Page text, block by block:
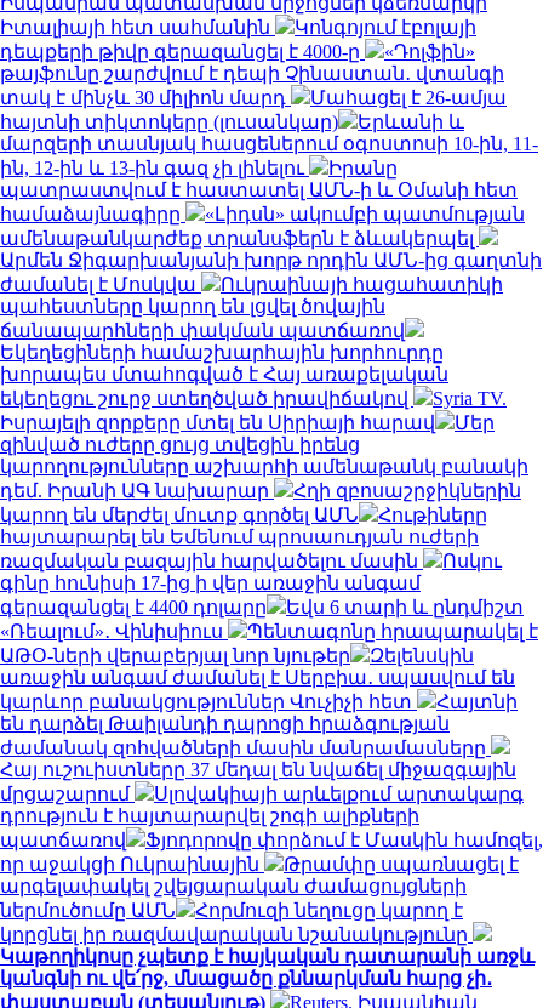
Իտալիայի հետ սահմանին
Կոնգոյում էբոլայի
դեպքերի թիվը գերազանցել է 4000-ը
«Դոլֆին»
թայֆունը շարժվում է դեպի Չինաստան․ վտանգի
տակ է մինչև 30 միլիոն մարդ
Մահացել է 26-ամյա
հայտնի տիկտոկերը (լուսանկար)
Երևանի և
մարզերի տասնյակ հասցեներում օգոստոսի 10-ին, 11-
ին, 12-ին և 13-ին գազ չի լինելու
Իրանը
պատրաստվում է հաստատել ԱՄՆ-ի և Օմանի հետ
համաձայնագիրը
«Լիդսն» ակումբի պատմության
ամենաթանկարժեք տրանսֆերն է ձևակերպել
Արմեն Ջիգարխանյանի խորթ որդին ԱՄՆ-ից գաղտնի
ժամանել է Մոսկվա
Ուկրաինայի հացահատիկի
պահեստները կարող են լցվել ծովային
ճանապարհների փակման պատճառով
Եկեղեցիների համաշխարհային խորհուրդը
խորապես մտահոգված է Հայ առաքելական
եկեղեցու շուրջ ստեղծված իրավիճակով
Syria TV.
Իսրայելի զորքերը մտել են Սիրիայի հարավ
Մեր
զինված ուժերը ցույց տվեցին իրենց
կարողությունները աշխարհի ամենաթանկ բանակի
դեմ. Իրանի ԱԳ նախարար
Հղի զբոսաշրջիկներին
կարող են մերժել մուտք գործել ԱՄՆ
Հութիները
հայտարարել են Եմենում պրոսաուդյան ուժերի
ռազմական բազային հարվածելու մասին
Ոսկու
գինը հունիսի 17-ից ի վեր առաջին անգամ
գերազանցել է 4400 դոլարը
Եվս 6 տարի և ընդմիշտ
«Ռեալում»․ Վինիսիուս
Պենտագոնը հրապարակել է
ԱԹՕ-ների վերաբերյալ նոր նյութեր
Զելենսկին
առաջին անգամ ժամանել է Սերբիա․ սպասվում են
կարևոր բանակցություններ Վուչիչի հետ
Հայտնի
են դարձել Թաիլանդի դպրոցի հրաձգության
ժամանակ զոհվածների մասին մանրամասները
Հայ ուշուիստները 37 մեդալ են նվաճել միջազգային
մրցաշարում
Սլովակիայի արևելքում արտակարգ
դրություն է հայտարարվել շոգի ալիքների
պատճառով
Ֆյոդորովը փորձում է Մասկին համոզել,
որ աջակցի Ուկրաինային
Թրամփը սպառնացել է
արգելափակել շվեյցարական ժամացույցների
ներմուծումը ԱՄՆ
Հորմուզի նեղուցը կարող է
կորցնել իր ռազմավարական նշանակությունը
Կաթողիկոսը չպետք է հայկական դատարանի առջև
կանգնի ու վե՛րջ, մնացածը քննարկման հարց չի․
փաստաբան (տեսանյութ)
Reuters. Իսպանիան